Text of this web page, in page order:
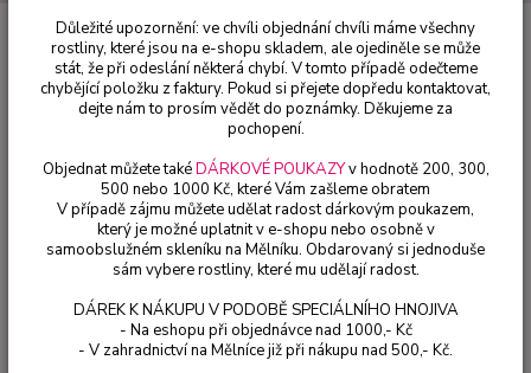
Trvalky Delosperma- bílé - 1 ks
Delosperma- bílé - 1 ks
Důležité upozornění: ve chvíli objednání chvíli máme všechny
rostliny, které jsou na e-shopu skladem, ale ojediněle se může
stát, že při odeslání některá chybí. V tomto případě odečteme
chybějící položku z faktury. Pokud si přejete dopředu kontaktovat,
dejte nám to prosím vědět do poznámky. Děkujeme za
pochopení.
Objednat můžete takéDÁRKOVÉ POUKAZYv hodnotě 200, 300,
500 nebo 1000 Kč, které Vám zašleme obratem
V případě zájmu můžete udělat radost dárkovým poukazem,
který je možné uplatnit v e-shopu nebo osobně v
samoobslužném skleníku na Mělníku. Obdarovaný si jednoduše
sám vybere rostliny, které mu udělají radost.
DÁREK K NÁKUPU V PODOBĚ SPECIÁLNÍHO HNOJIVA
- Na eshopu při objednávce nad 1000,- Kč
- V zahradnictví na Mělníce již při nákupu nad 500,- Kč.